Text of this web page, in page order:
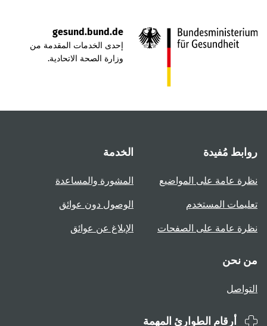
gesund.bund.de
إحدى الخدمات المقدمة من
وزارة الصحة الاتحادية.
مُفيدة
عامة على المواضيع
المستخدم
عامة على الصفحات
الخدمة
المشورة والمساعدة
الوصول دون عوائق
الإبلاغ عن عوائق
نحن
أرقام الطوارئ المهمة